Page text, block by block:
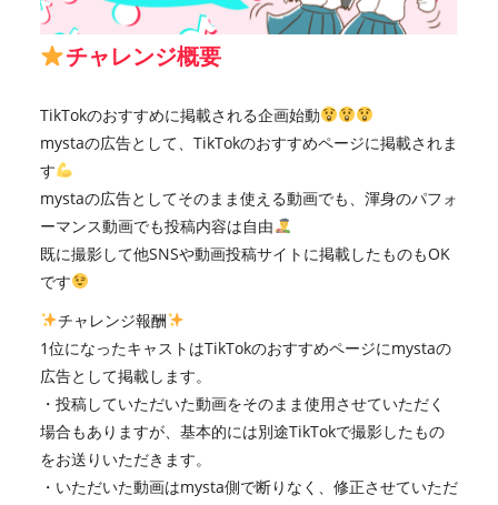
チャレンジ概要
TikTokのおすすめに掲載される企画始動
mystaの広告として、TikTokのおすすめページに掲載されま
す
mystaの広告としてそのまま使える動画でも、渾身のパフォ
ーマンス動画でも投稿内容は自由
既に撮影して他SNSや動画投稿サイトに掲載したものもOK
です
チャレンジ報酬
1位になったキャストはTikTokのおすすめページにmystaの
広告として掲載します。
・投稿していただいた動画をそのまま使用させていただく
場合もありますが、基本的には別途TikTokで撮影したもの
をお送りいただきます。
・いただいた動画はmysta側で断りなく、修正させていただ